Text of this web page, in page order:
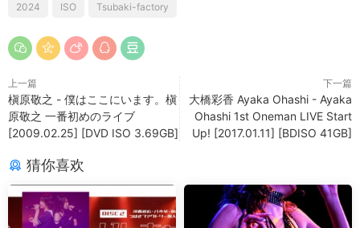
2024 ISO Tsubaki-factory
上一篇
槇原敬之 - 僕はここにいます。槇
原敬之 一番初めのライブ
[2009.02.25] [DVD ISO 3.69GB]
下一篇
大橋彩香 Ayaka Ohashi - Ayaka
Ohashi 1st Oneman LIVE Start
Up! [2017.01.11] [BDISO 41GB]
猜你喜欢